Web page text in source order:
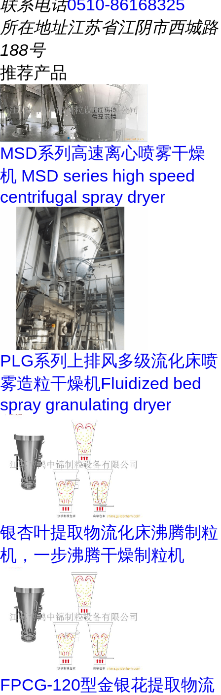
联系电话0510-86168325
所在地址江苏省江阴市西城路
188号
推荐产品
MSD系列高速离心喷雾干燥
机 MSD series high speed
centrifugal spray dryer
PLG系列上排风多级流化床喷
雾造粒干燥机Fluidized bed
spray granulating dryer
银杏叶提取物流化床沸腾制粒
机，一步沸腾干燥制粒机
FPCG-120型金银花提取物流